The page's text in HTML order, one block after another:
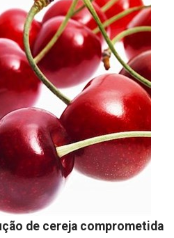
de cereja comprometida